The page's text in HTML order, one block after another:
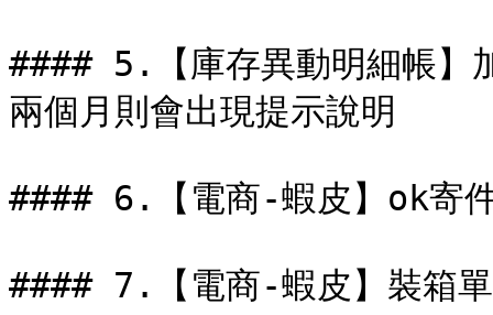
#### 5.【庫存異動明細帳】
兩個月則會出現提示說明
#### 6.【電商-蝦皮】ok寄